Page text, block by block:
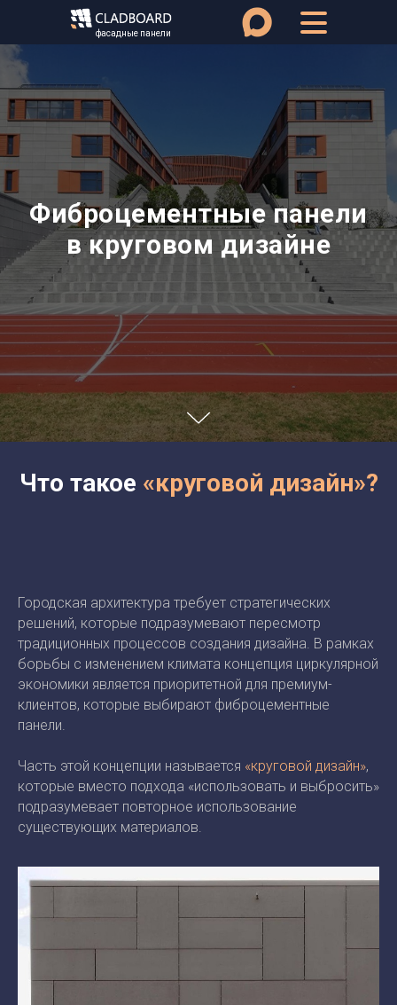
фасадные панели
Фиброцементные панели
в круговом дизайне
Что такое «круговой дизайн»?
Городская архитектура требует стратегических
решений, которые подразумевают пересмотр
традиционных процессов создания дизайна. В рамках
борьбы с изменением климата концепция циркулярной
экономики является приоритетной для премиум-
клиентов, которые выбирают фиброцементные
панели.
Часть этой концепции называется «круговой дизайн»,
которые вместо подхода «использовать и выбросить»
подразумевает повторное использование
существующих материалов.